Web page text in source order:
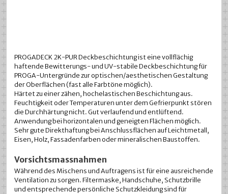
PROGADECK 2K-PUR Deckbeschichtung ist eine vollflächig
haftende Bewitterungs- und UV-stabile Deckbeschichtung für
PROGA-Untergründe zur optischen/aesthetischen Gestaltung
der Oberflächen (fast alle Farbtöne möglich).
Härtet zu einer zähen, hochelastischen Beschichtung aus.
Feuchtigkeit oder Temperaturen unter dem Gefrierpunkt stören
die Durchhärtung nicht. Gut verlaufend und entlüftend.
Anwendung bei horizontalen und geneigten Flächen möglich.
Sehr gute Direkthaftung bei Anschlussflächen auf Leichtmetall,
Eisen, Holz, Fassadenfarben oder mineralischen Baustoffen.
Vorsichtsmassnahmen
Während des Mischens und Auftragens ist für eine ausreichende
Ventilation zu sorgen. Filtermaske, Handschuhe, Schutzbrille
und entsprechende persönliche Schutzkleidung sind für